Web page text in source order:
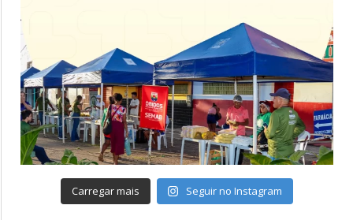
Carregar mais Seguir no Instagram